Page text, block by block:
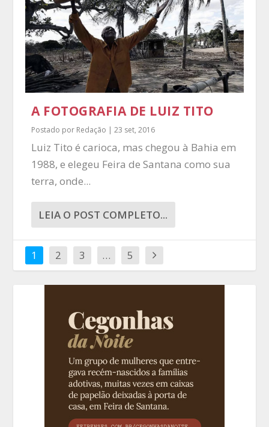
A FOTOGRAFIA DE LUIZ TITO
Postado por Redação |23 set, 2016
Luiz Tito é carioca, mas chegou à Bahia em
1988, e elegeu Feira de Santana como sua
terra, onde...
LEIA O POST COMPLETO...
1 2 3 … 5